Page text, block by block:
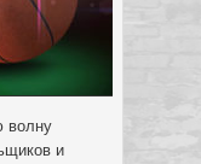
волну
и